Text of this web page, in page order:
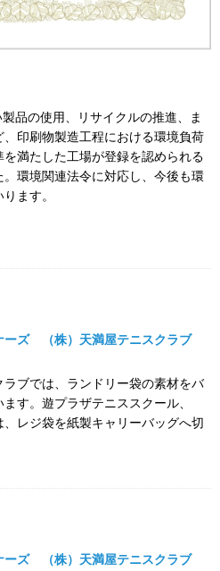
品の使用、リサイクルの推進、ま
印刷物製造工程における環境負荷
満たした工場が登録を認められる
環境関連法令に対応し、今後も環
ます。
ーズ （株）天満屋テニスクラブ
ブでは、ランドリー袋の素材をバ
す。遊プラザテニススクール、
、レジ袋を紙製キャリーバッグへ切
ーズ （株）天満屋テニスクラブ